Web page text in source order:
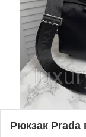
Рюкзак Prada